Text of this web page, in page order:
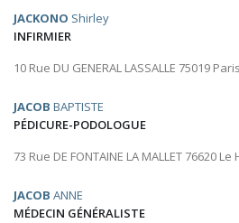
JACKONO Shirley
INFIRMIER
10 Rue DU GENERAL LASSALLE 75019
JACOB BAPTISTE
PÉDICURE-PODOLOGUE
73 Rue DE FONTAINE LA MALLET 76620 Le
JACOB ANNE
MÉDECIN GÉNÉRALISTE